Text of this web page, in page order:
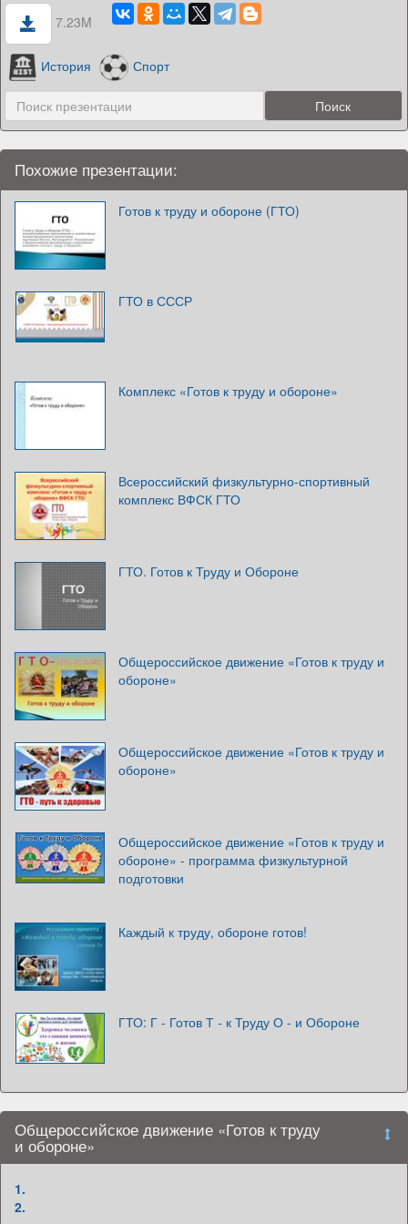
7.23M
История Спорт
Похожие презентации:
Готов к труду и обороне (ГТО)
ГТО в СССР
Комплекс «Готов к труду и обороне»
Всероссийский физкультурно-спортивный
комплекс ВФСК ГТО
ГТО. Готов к Труду и Обороне
Общероссийское движение «Готов к труду и
обороне»
Общероссийское движение «Готов к труду и
обороне»
Общероссийское движение «Готов к труду и
обороне» - программа физкультурной
подготовки
Каждый к труду, обороне готов!
ГТО: Г - Готов Т - к Труду О - и Обороне
Общероссийское движение «Готов к труду
и обороне»
1.
2.